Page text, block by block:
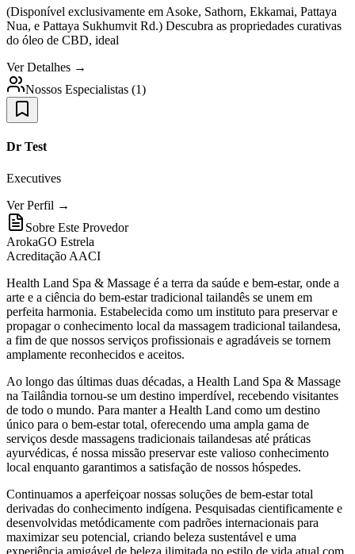
(Disponível exclusivamente em Asoke, Sathorn, Ekkamai, Pattaya
Nua, e Pattaya Sukhumvit Rd.) Descubra as propriedades curativas
do óleo de CBD, ideal
Ver Detalhes →
Nossos Especialistas (1)
Dr Test
Executives
Ver Perfil →
Sobre Este Provedor
ArokaGO Estrela
Acreditação AACI
Health Land Spa & Massage é a terra da saúde e bem-estar, onde a
arte e a ciência do bem-estar tradicional tailandês se unem em
perfeita harmonia. Estabelecida como um instituto para preservar e
propagar o conhecimento local da massagem tradicional tailandesa,
a fim de que nossos serviços profissionais e agradáveis se tornem
amplamente reconhecidos e aceitos.
Ao longo das últimas duas décadas, a Health Land Spa & Massage
na Tailândia tornou-se um destino imperdível, recebendo visitantes
de todo o mundo. Para manter a Health Land como um destino
único para o bem-estar total, oferecendo uma ampla gama de
serviços desde massagens tradicionais tailandesas até práticas
ayurvédicas, é nossa missão preservar este valioso conhecimento
local enquanto garantimos a satisfação de nossos hóspedes.
Continuamos a aperfeiçoar nossas soluções de bem-estar total
derivadas do conhecimento indígena. Pesquisadas cientificamente e
desenvolvidas metódicamente com padrões internacionais para
maximizar seu potencial, criando beleza sustentável e uma
experiência amigável de beleza ilimitada no estilo de vida atual com